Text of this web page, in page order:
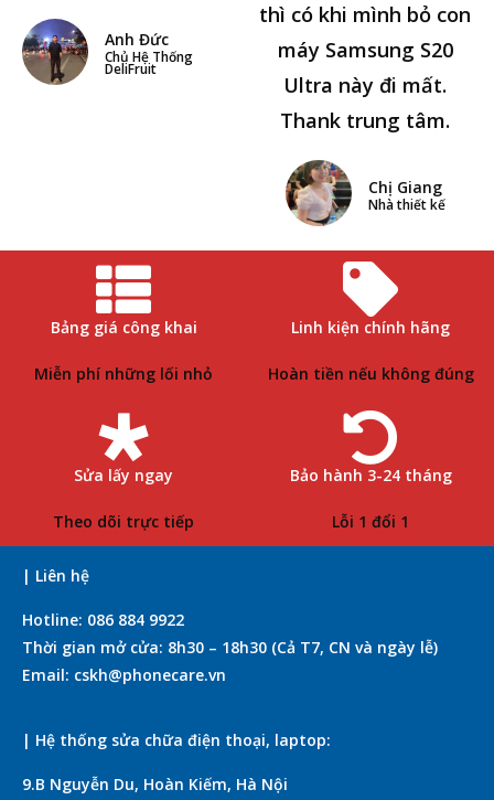
Anh Đức
Chủ Hệ Thống
DeliFruit
thì có khi mình bỏ con
máy Samsung S20
Ultra này đi mất.
Thank trung tâm.
Chị Giang
Nhà thiết kế
Bảng giá công khai
Miễn phí những lối nhỏ
Linh kiện chính hãng
Hoàn tiền nếu không đúng
Sửa lấy ngay
Theo dõi trực tiếp
Bảo hành 3-24 tháng
Lỗi 1 đổi 1
| Liên hệ
Hotline: 086 884 9922
Thời gian mở cửa: 8h30 – 18h30 (Cả T7, CN và ngày lễ)
Email: cskh@phonecare.vn
| Hệ thống sửa chữa điện thoại, laptop:
9.B Nguyễn Du, Hoàn Kiếm, Hà Nội